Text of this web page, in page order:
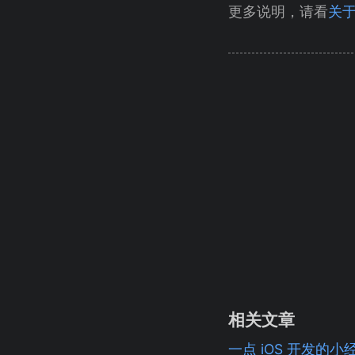
更多说明，请看关
相关文章
一点 iOS 开发的小